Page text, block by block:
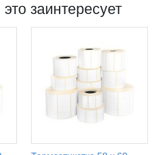
заинтересует